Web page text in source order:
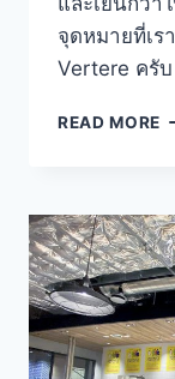
จุดหมายที่เร
Vertere ครั
READ MORE
เ
แ
ค
ริ
เ
ช
โ